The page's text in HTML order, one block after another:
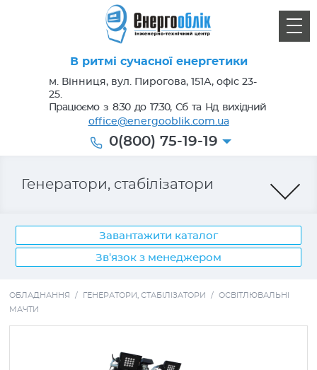
В ритмі сучасної енергетики
м. Вінниця, вул. Пирогова, 151А, офіс 23-
25.
Працюємо з 8:30 до 17:30, Сб та Нд вихідний
office@energooblik.com.ua
0(800) 75-19-19
Генератори, стабілізатори
Завантажити каталог
Зв'язок з менеджером
Лічильники електроенергії
Кабель, провід
Низьковольтне обладнання
ОБЛАДНАННЯ / ГЕНЕРАТОРИ, СТАБІЛІЗАТОРИ /
ОСВІТЛЮВАЛЬНІ
МАЧТИ